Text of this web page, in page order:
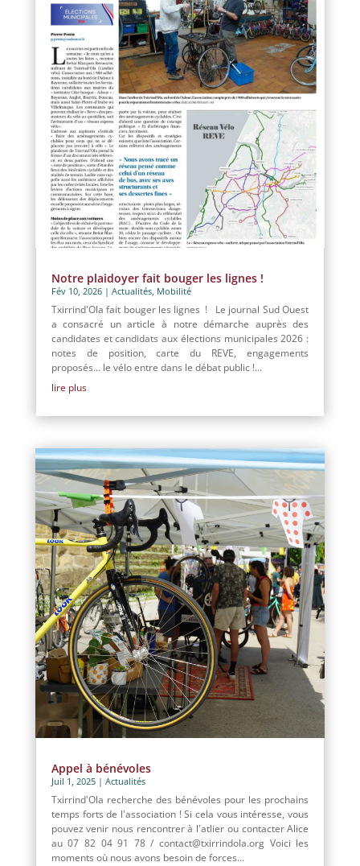
Notre plaidoyer fait bouger les lignes !
Fév 10, 2026| Actualités, Mobilité
Txirrind'Ola fait bouger les lignes ! Le journal Sud Ouest
a consacré un article à notre démarche auprès des
candidates et candidats aux élections municipales 2026 :
notes de position, carte du REVE, engagements
proposés… le vélo entre dans le débat public !...
lire plus
Appel à bénévoles
Juil 1, 2025| Actualités
Txirrind'Ola recherche des bénévoles pour les prochains
temps forts de l'association ! Si cela vous intéresse, vous
pouvez venir nous rencontrer à l'atlier ou contacter Alice
au 07 82 04 91 78 / contact@txirrindola.org Voici les
moments où nous avons besoin de forces...